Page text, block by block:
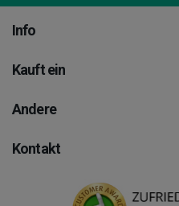
Info
Kauft ein
Andere
Kontakt